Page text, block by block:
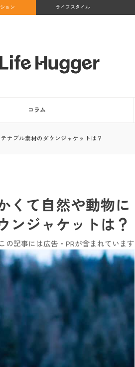
ョン ライフスタイル
コラム
ナブル素材のダウンジャケットは？
くて自然や動物に
ンジャケットは？
の記事には広告・PRが含まれています